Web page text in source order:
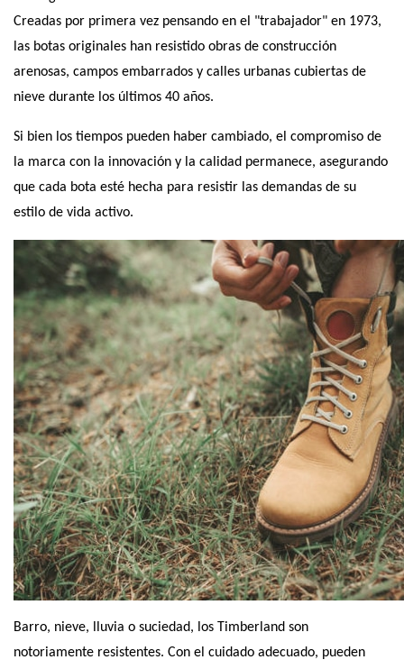
Creadas por primera vez pensando en el "trabajador" en 1973,
las botas originales han resistido obras de construcción
arenosas, campos embarrados y calles urbanas cubiertas de
nieve durante los últimos 40 años.
Si bien los tiempos pueden haber cambiado, el compromiso de
la marca con la innovación y la calidad permanece, asegurando
que cada bota esté hecha para resistir las demandas de su
estilo de vida activo.
Barro, nieve, lluvia o suciedad, los Timberland son
notoriamente resistentes. Con el cuidado adecuado, pueden